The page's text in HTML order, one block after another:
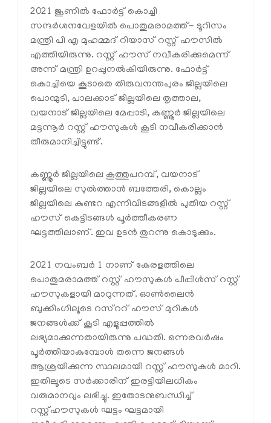
2021 ജൂണിൽ ഫോർട്ട് കൊച്ചി
സന്ദർശനവേളയിൽ പൊതുമരാമത്ത്- ടൂറിസം
മന്ത്രി പി എ മുഹമ്മദ് റിയാസ് റസ്റ്റ് ഹൗസിൽ
എത്തിയിരുന്നു. റസ്റ്റ് ഹൗസ് നവീകരിക്കുമെന്ന്
അന്ന് മന്ത്രി ഉറപ്പുനൽകിയിരുന്നു. ഫോർട്ട്
കൊച്ചിയെ കൂടാതെ തിരുവനന്തപുരം ജില്ലയിലെ
പൊന്മുടി, പാലക്കാട് ജില്ലയിലെ തൃത്താല,
വയനാട് ജില്ലയിലെ മേപ്പാടി, കണ്ണൂർ ജില്ലയിലെ
മട്ടന്നൂർ റസ്റ്റ് ഹൗസുകൾ കൂടി നവീകരിക്കാൻ
തീരുമാനിച്ചിട്ടുണ്ട്.
കണ്ണൂർ ജില്ലയിലെ കൂത്തുപറമ്പ്, വയനാട്
ജില്ലയിലെ സുൽത്താൻ ബത്തേരി, കൊല്ലം
ജില്ലയിലെ കുണ്ടറ എന്നിവിടങ്ങളിൽ പുതിയ റസ്റ്റ്
ഹൗസ് കെട്ടിടങ്ങൾ പൂർത്തീകരണ
ഘട്ടത്തിലാണ്. ഇവ ഉടൻ തുറന്നു കൊടുക്കും.
2021 നവംബർ 1 നാണ് കേരളത്തിലെ
പൊതുമരാമത്ത് റസ്റ്റ് ഹൗസുകൾ പീപ്പിൾസ് റസ്റ്റ്
ഹൗസുകളായി മാറുന്നത്. ഓൺലൈൻ
ബുക്കിംഗിലൂടെ റസ്‌ററ് ഹൗസ് മുറികൾ
ജനങ്ങൾക്ക് കൂടി എളുപ്പത്തിൽ
ലഭ്യമാക്കുന്നതായിരുന്നു പദ്ധതി. ഒന്നരവർഷം
പൂർത്തിയാകുമ്പോൾ തന്നെ ജനങ്ങൾ
ആശ്രയിക്കുന്ന സ്ഥലമായി റസ്റ്റ് ഹൗസുകൾ മാറി.
ഇതിലൂടെ സർക്കാരിന് ഇരട്ടിയിലധികം
വരുമാനവും ലഭിച്ചു. ഇതോടനുബന്ധിച്ച്
റസ്റ്റ്ഹൗസുകൾ ഘട്ടം ഘട്ടമായി